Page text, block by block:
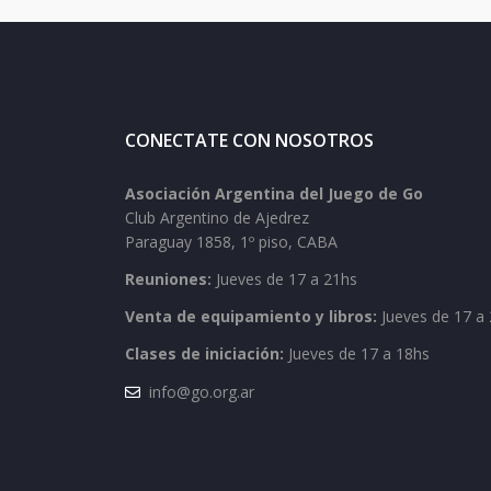
CONECTATE CON NOSOTROS
Asociación Argentina del Juego de Go
Club Argentino de Ajedrez
Paraguay 1858, 1º piso, CABA
Reuniones: Jueves de 17 a 21hs
Venta de equipamiento y libros: Jueves de 17
Clases de iniciación: Jueves de 17 a 18hs
info@go.org.ar